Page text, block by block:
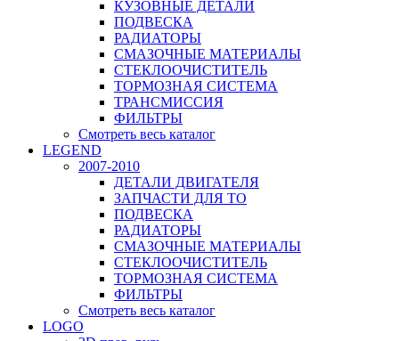
КУЗОВНЫЕ ДЕТАЛИ
ПОДВЕСКА
РАДИАТОРЫ
СМАЗОЧНЫЕ МАТЕРИАЛЫ
СТЕКЛООЧИСТИТЕЛЬ
ТОРМОЗНАЯ СИСТЕМА
ТРАНСМИССИЯ
ФИЛЬТРЫ
Смотреть весь каталог
LEGEND
2007-2010
ДЕТАЛИ ДВИГАТЕЛЯ
ЗАПЧАСТИ ДЛЯ ТО
ПОДВЕСКА
РАДИАТОРЫ
СМАЗОЧНЫЕ МАТЕРИАЛЫ
СТЕКЛООЧИСТИТЕЛЬ
ТОРМОЗНАЯ СИСТЕМА
ФИЛЬТРЫ
Смотреть весь каталог
LOGO